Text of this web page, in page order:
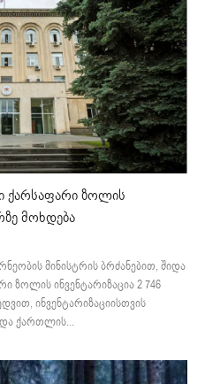
ქარსაფარი ზოლის
მოხდება
მინისტრის ბრძანებით, შიდა
ზოლის ინვენტარიზაცია 2 746
ინვენტარიზაციისთვის
ქართლის...